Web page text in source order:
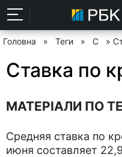
Головна » Теги » С »
Ставка по
МАТЕРІАЛИ ПО
Cредняя ставка по
июня составляет